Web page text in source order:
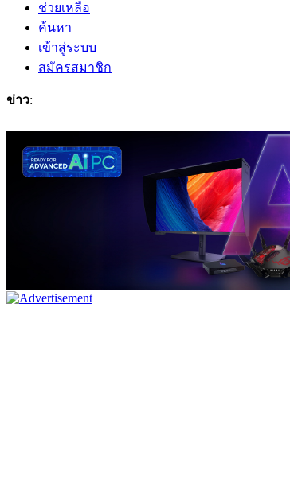
ช่วยเหลือ
ค้นหา
เข้าสู่ระบบ
สมัครสมาชิก
ข่าว: